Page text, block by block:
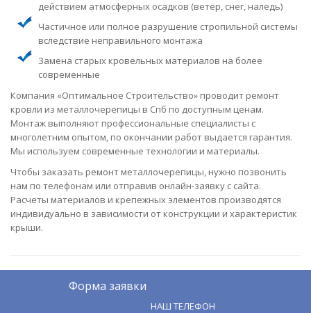
действием атмосферных осадков (ветер, снег, наледь)
Частичное или полное разрушение стропильной системы
вследствие неправильного монтажа
Замена старых кровельных материалов на более
современные
Компания «Оптимальное Строительство» проводит ремонт
кровли из металлочерепицы в Спб по доступным ценам.
Монтаж выполняют профессиональные специалисты с
многолетним опытом, по окончании работ выдается гарантия.
Мы используем современные технологии и материалы.
Чтобы заказать ремонт металлочерепицы, нужно позвонить
нам по телефонам или отправив онлайн-заявку с сайта.
Расчеты материалов и крепежных элементов производятся
индивидуально в зависимости от конструкции и характеристик
крыши.
Форма заявки
НАШ ТЕЛЕФОН